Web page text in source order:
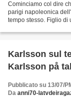
Cominciamo col dire
parigi napoleonica
tempo stesso. Figlio di
Karlsson sul
Karlsson på
Pubblicato su 13/07/
Da anni70-